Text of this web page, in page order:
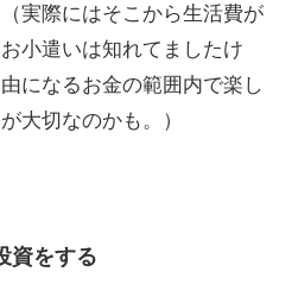
実際にはそこから生活費が
小遣いは知れてましたけ
になるお金の範囲内で楽し
大切なのかも。）
資をする